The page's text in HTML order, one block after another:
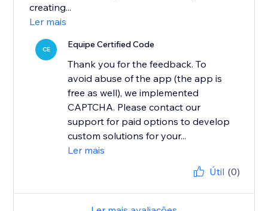
creating...
Ler mais
CE Equipe Certified Code
Thank you for the feedback. To
avoid abuse of the app (the app is
free as well), we implemented
CAPTCHA. Please contact our
support for paid options to develop
custom solutions for your...
Ler mais
Útil (0)